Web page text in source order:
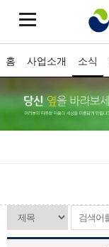
홈 사업소개 소식